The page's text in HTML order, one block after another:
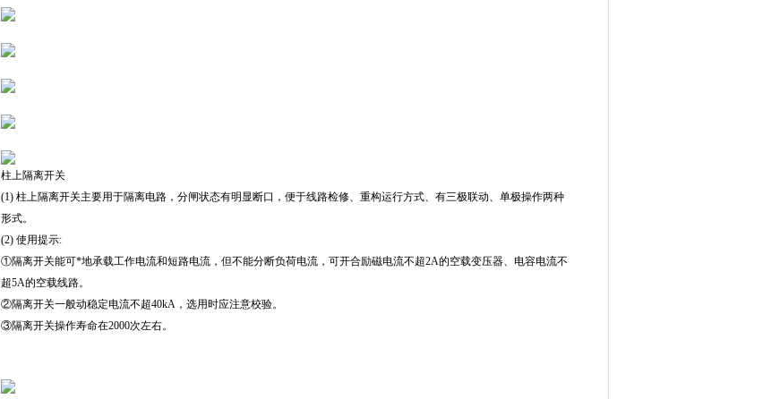
柱上隔离开关
(1) 柱上隔离开关主要用于隔离电路，分闸状态有明显断口，便于线路检修、重构运行方式、有三极联动、单极操作两种
形式。
(2) 使用提示:
①隔离开关能可*地承载工作电流和短路电流，但不能分断负荷电流，可开合励磁电流不超2A的空载变压器、电容电流不
超5A的空载线路。
②隔离开关一般动稳定电流不超40kA，选用时应注意校验。
③隔离开关操作寿命在2000次左右。